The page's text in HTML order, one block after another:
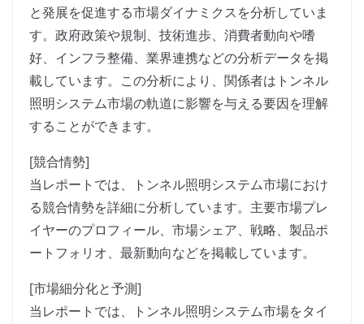
と発展を促進する市場ダイナミクスを分析していま
す。政府政策や規制、技術進歩、消費者動向や嗜
好、インフラ整備、業界連携などの分析データを掲
載しています。この分析により、関係者はトンネル
照明システム市場の軌道に影響を与える要因を理解
することができます。
[競合情勢]
当レポートでは、トンネル照明システム市場におけ
る競合情勢を詳細に分析しています。主要市場プレ
イヤーのプロフィール、市場シェア、戦略、製品ポ
ートフォリオ、最新動向などを掲載しています。
[市場細分化と予測]
当レポートでは、トンネル照明システム市場をタイ